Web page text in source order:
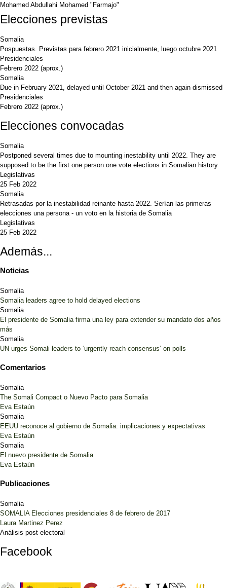
Mohamed Abdullahi Mohamed "Farmajo"
Elecciones previstas
Somalia
Pospuestas. Previstas para febrero 2021 inicialmente, luego octubre 2021
Presidenciales
Febrero 2022 (aprox.)
Somalia
Due in February 2021, delayed until October 2021 and then again dismissed
Presidenciales
Febrero 2022 (aprox.)
Elecciones convocadas
Somalia
Postponed several times due to mounting inestability until 2022. They are
supposed to be the first one person one vote elections in Somalian history
Legislativas
25 Feb 2022
Somalia
Retrasadas por la inestabilidad reinante hasta 2022. Serían las primeras
elecciones una persona - un voto en la historia de Somalia
Legislativas
25 Feb 2022
Además...
Noticias
Somalia
Somalia leaders agree to hold delayed elections
Somalia
El presidente de Somalia firma una ley para extender su mandato dos años
más
Somalia
UN urges Somali leaders to ‘urgently reach consensus’ on polls
Comentarios
Somalia
The Somali Compact o Nuevo Pacto para Somalia
Eva Estaún
Somalia
EEUU reconoce al gobierno de Somalia: implicaciones y expectativas
Eva Estaún
Somalia
El nuevo presidente de Somalia
Eva Estaún
Publicaciones
Somalia
SOMALIA Elecciones presidenciales 8 de febrero de 2017
Laura Martinez Perez
Análisis post-electoral
Facebook